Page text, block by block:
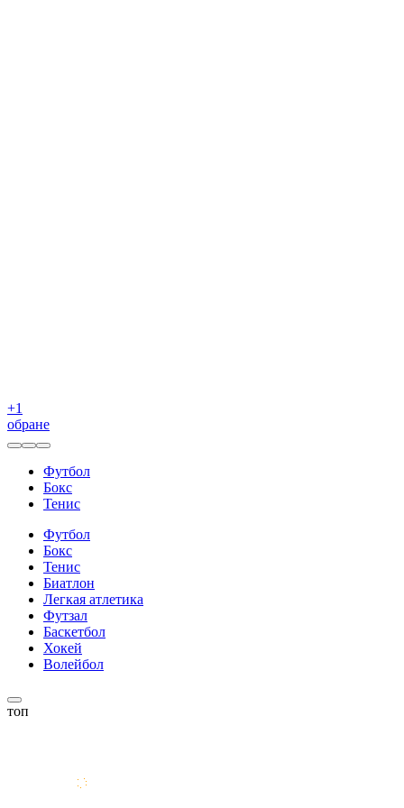
+1
обране
Футбол
Бокс
Тенис
Футбол
Бокс
Тенис
Биатлон
Легкая атлетика
Футзал
Баскетбол
Хокей
Волейбол
топ